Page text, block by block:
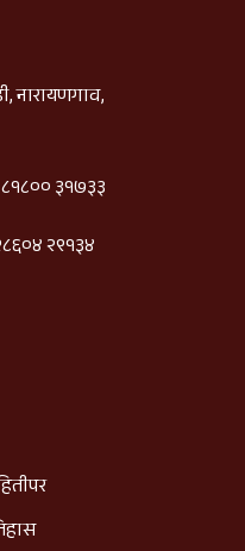
नारायणगाव,
८१८०० ३१७३३
२९१३४